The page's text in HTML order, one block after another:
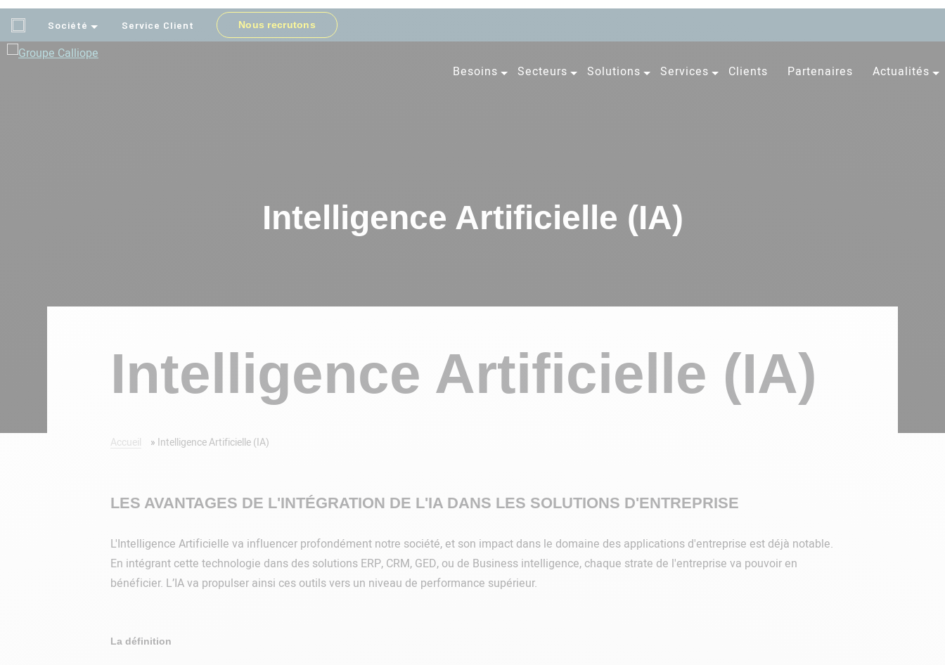
Société Service Client Nous recrutons
Besoins Secteurs Solutions Services Clients Partenaires Actualités
Intelligence Artificielle (IA)
Intelligence Artificielle (IA)
Accueil » Intelligence Artificielle (IA)
LES AVANTAGES DE L'INTÉGRATION DE L'IA DANS LES SOLUTIONS D'ENTREPRISE
L'Intelligence Artificielle va influencer profondément notre société, et son impact dans le domaine des applications d'entreprise est déjà notable.
En intégrant cette technologie dans des solutions ERP, CRM, GED, ou de Business intelligence, chaque strate de l'entreprise va pouvoir en
bénéficier. L’IA va propulser ainsi ces outils vers un niveau de performance supérieur.
La définition